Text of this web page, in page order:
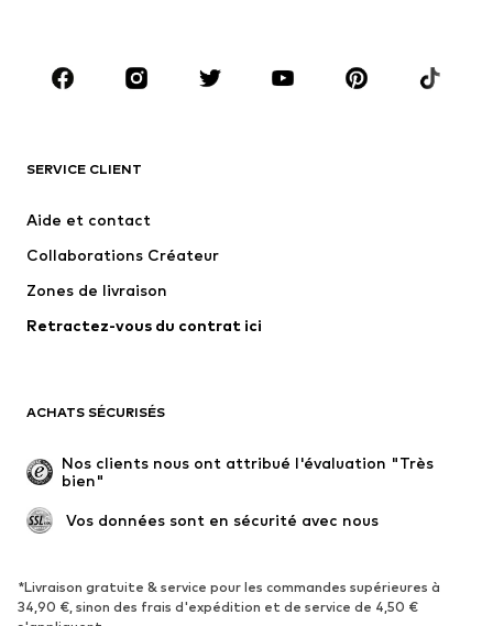
Accessoires
Premium
Nouveautés
Lingerie
Manteaux
Jupes
Occasions spéciales
Exclusif
Remise à neuf
Nouveautés
Tendance
Baskets
Bottines
SERVICE CLIENT
Aide et contact
Collaborations Créateur
Zones de livraison
Retractez-vous du contrat ici
ACHATS SÉCURISÉS
Nos clients nous ont attribué l'évaluation "Très
bien"
Vos données sont en sécurité avec nous
*Livraison gratuite & service pour les commandes supérieures à
34,90 €, sinon des frais d'expédition et de service de 4,50 €